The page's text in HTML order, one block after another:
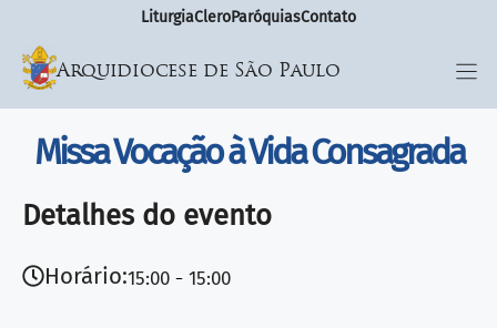
LiturgiaCleroParóquiasContato
Arquidiocese de São Paulo
Missa Vocação à Vida Consagrada
Detalhes do evento
Horário:15:00 15:00